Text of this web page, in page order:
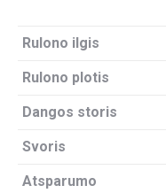
Rulono ilgis
Rulono plotis
Dangos storis
Svoris
Atsparumo